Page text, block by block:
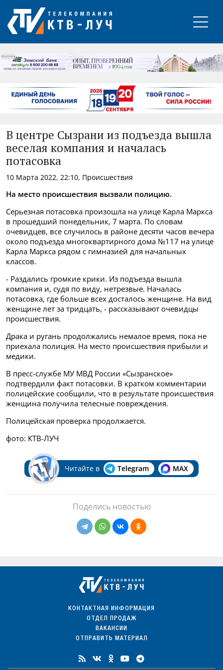
РЕКЛАМА
В центре Сызрани из подъезда вышла
веселая компания и началась
потасовка
10 Марта 2022, 22:10, Происшествия
На место происшествия вызвали полицию.
Серьезная потасовка произошла на улице Карла Маркса
в прошедший понедельник, 7 марта. По словам
очевидцев, все случилось в районе десяти часов вечера
около подъезда многоквартирного дома №117 на улице
Карла Маркса рядом с гимназией для начальных
классов.
- Раздались громкие крики. Из подъезда вышла
компания и, судя по виду, нетрезвые. Началась
потасовка, где больше всех досталось женщине. На вид
женщине лет за тридцать, - рассказывают очевидцы
происшествия.
Драка и ругань продолжались немалое время, пока не
приехала полиция. На место происшествия прибыли и
медики.
В пресс-службе МУ МВД России «Сызранское»
подтвердили факт потасовки. В кратком комментарии
полицейские сообщили, что в результате происшествия
женщина получила телесные повреждения.
Полицейская проверка продолжается.
фото: КТВ-ЛУЧ
Читайте в Telegram MAX
Поделись новостью
КОНТАКТНАЯ ИНФОРМАЦИЯ
ОТДЕЛ ПРОДАЖ
ВАКАНСИИ
ОТПРАВИТЬ МАТЕРИАЛ